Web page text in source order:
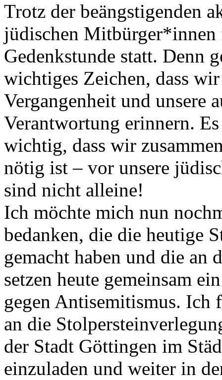
Trotz der beängstigenden
jüdischen Mitbürger*innen
Gedenkstunde statt. Denn
wichtiges Zeichen, dass
Vergangenheit und unsere
Verantwortung erinnern.
wichtig, dass wir
nötig ist – vor unsere
sind nicht alleine!
Ich möchte mich nun
bedanken, die die heutige
gemacht haben und die an
setzen heute gemeinsam
gegen Antisemitismus. Ich
an die
der Stadt Göttingen im
einzuladen und weiter in